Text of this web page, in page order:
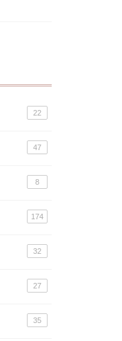
22
47
8
174
32
27
35